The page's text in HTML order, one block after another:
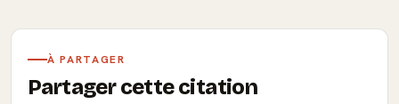
À PARTAGER
Partager cette citation